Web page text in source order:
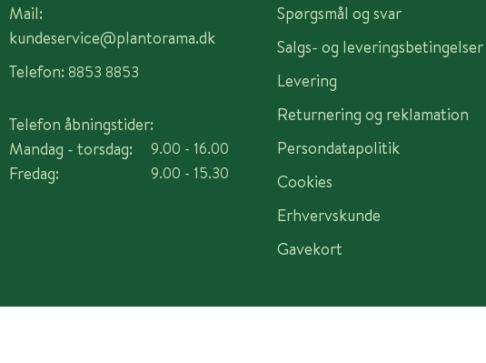
Mail:
kundeservice@plantorama.dk
Telefon: 8853 8853
Telefon åbningstider:
Mandag - torsdag:
Fredag:
9.00 - 16.00
9.00 - 15.30
Spørgsmål og svar
Salgs- og leveringsbetingelser
Levering
Returnering og reklamation
Persondatapolitik
Cookies
Erhvervskunde
Gavekort